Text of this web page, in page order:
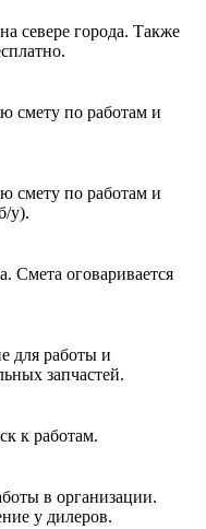
севере города. Также
смету по работам и
смету по работам и
у).
Смета оговаривается
для работы и
запчастей.
к работам.
в организации.
у дилеров.